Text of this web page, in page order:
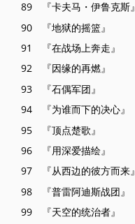
89 『卡夫马・伊鲁克斯』
90 『地狱的摇篮』
91 『在战场上奔走』
92 『因缘的再燃』
93 『石偶军团』
94 『为谁而下的决心』
95 『顶点楚歌』
96 『用深爱描绘』
97 『从西边的彼方而来』
98 『普雷阿迪斯战团』
99 『天空的统治者』